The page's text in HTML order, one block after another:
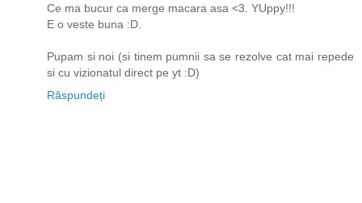
Ce ma bucur ca merge macara asa <3. YUppy!!!
E o veste buna :D.
Pupam si noi (si tinem pumnii sa se rezolve cat mai repede
si cu vizionatul direct pe yt :D)
Răspundeți